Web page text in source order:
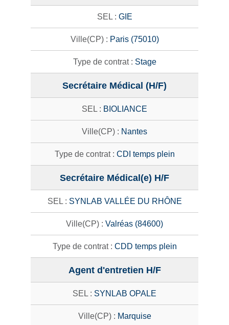
GIE
Paris (75010)
Stage
Secrétaire Médical (H/F)
BIOLIANCE
Nantes
CDI temps plein
Secrétaire Médical(e) H/F
SYNLAB VALLÉE DU RHÔNE
Valréas (84600)
CDD temps plein
Agent d'entretien H/F
SYNLAB OPALE
Marquise